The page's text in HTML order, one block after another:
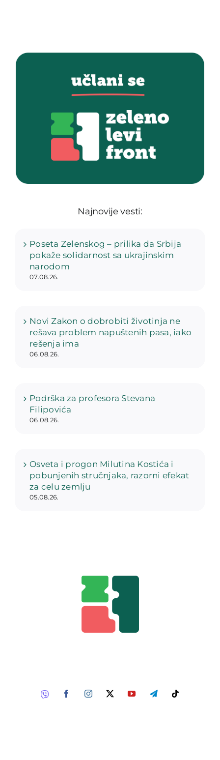
Najnovije vesti:
Poseta Zelenskog – prilika da Srbija
pokaže solidarnost sa ukrajinskim
narodom
07.08.26.
Novi Zakon o dobrobiti životinja ne
rešava problem napuštenih pasa, iako
rešenja ima
06.08.26.
Podrška za profesora Stevana
Filipovića
06.08.26.
Osveta i progon Milutina Kostića i
pobunjenih stručnjaka, razorni efekat
za celu zemlju
05.08.26.